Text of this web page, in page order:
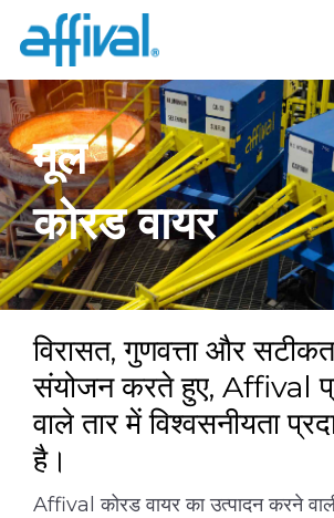
सामग्री
जाएं
मूल
कोरड वायर
विरासत, गुणवत्ता और
संयोजन करते हुए, Affival
वाले तार में विश्वसनीयता
है।
Affival कोरड वायर का उत्पादन करने